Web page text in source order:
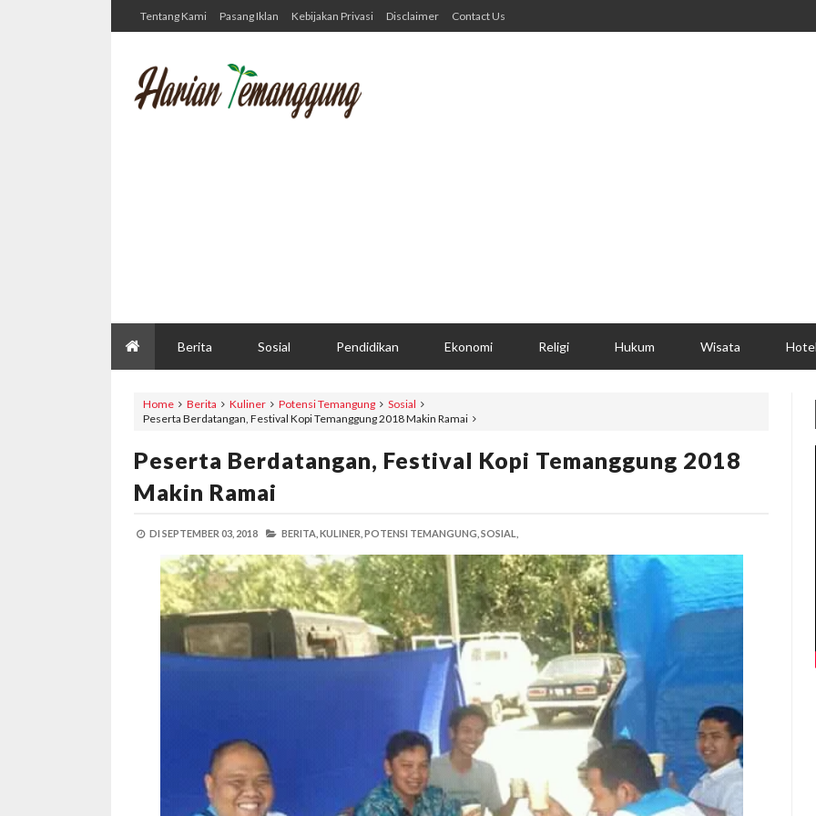
Tentang Kami Pasang Iklan Kebijakan Privasi Disclaimer Contact Us
Berita Sosial Pendidikan Ekonomi Religi Hukum Wisata Hotel
Home Berita Kuliner Potensi Temangung
Sosial
Peserta Berdatangan, Festival Kopi Temanggung 2018 Makin Ramai
Peserta Berdatangan, Festival Kopi Temanggung 2018
Makin Ramai
DI SEPTEMBER 03, 2018 BERITA, KULINER, POTENSI TEMANGUNG, SOSIAL,